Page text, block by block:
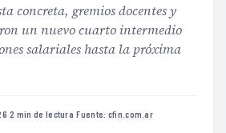
concreta, gremios docentes y
un nuevo cuarto intermedio
salariales hasta la próxima
·2 min de lectura·Fuente: cfin.com.ar